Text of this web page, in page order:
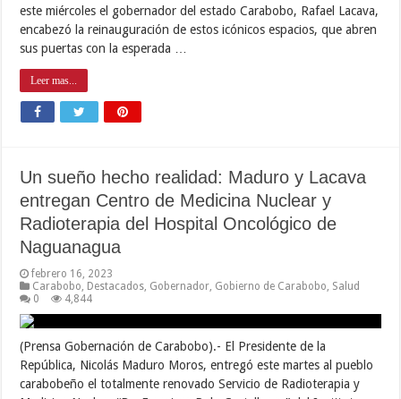
este miércoles el gobernador del estado Carabobo, Rafael Lacava,
encabezó la reinauguración de estos icónicos espacios, que abren
sus puertas con la esperada …
Leer mas...
Un sueño hecho realidad: Maduro y Lacava
entregan Centro de Medicina Nuclear y
Radioterapia del Hospital Oncológico de
Naguanagua
febrero 16, 2023
Carabobo Destacados Gobernador Gobierno de Carabobo Salud
0
4,844
(Prensa Gobernación de Carabobo).- El Presidente de la
República, Nicolás Maduro Moros, entregó este martes al pueblo
carabobeño el totalmente renovado Servicio de Radioterapia y